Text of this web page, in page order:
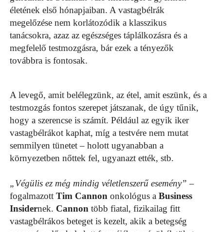
életének első hónapjaiban. A vastagbélrák
megelőzése nem korlátozódik a klasszikus
tanácsokra, azaz az egészséges táplálkozásra és a
megfelelő testmozgásra, bár ezek a tényezők
továbbra is fontosak.
A levegő, amit belélegzünk, az étel, amit eszünk, és a
testmozgás fontos szerepet játszanak, de úgy tűnik,
hogy a szerencse is számít. Például az egyik iker
vastagbélrákot kaphat, míg a testvére nem mutat
semmilyen tünetet – holott ugyanabban a
környezetben nőttek fel, ugyanazt ették, stb.
„Végülis ez még mindig véletlenszerű esemény” –
fogalmazott Tim Cannon onkológus a Business
Insidernek. Cannon több fiatal, fizikailag fitt
vastagbélrákos beteget is kezelt, akik a betegség